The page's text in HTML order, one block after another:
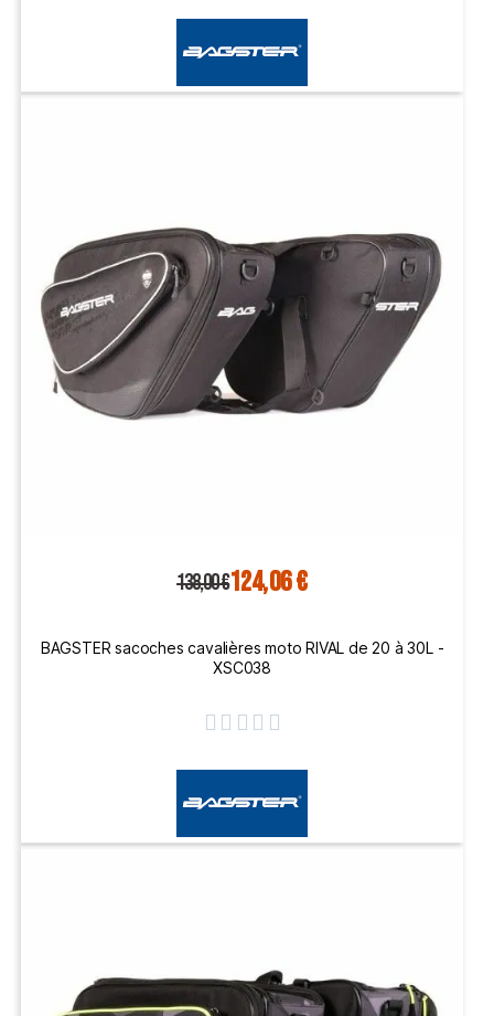
138,00 €124,06 €
BAGSTER sacoches cavalières moto RIVAL de 20 à 30L -
XSC038
    